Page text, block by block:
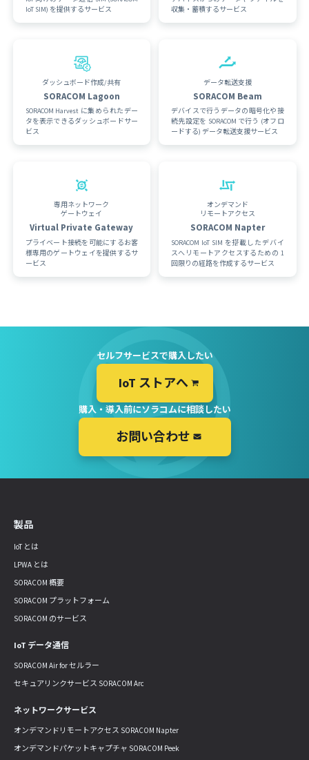
IoT SIM) を提供するサービス
収集・蓄積するサービス
ダッシュボード作成/共有
SORACOM Lagoon
SORACOM Harvest に集められたデー
タを表示できるダッシュボードサー
ビス
データ転送支援
SORACOM Beam
デバイスで行うデータの暗号化や接
続先設定を SORACOM で行う (オフロ
ードする) データ転送支援サービス
専用ネットワーク
ゲートウェイ
Virtual Private Gateway
プライベート接続を可能にするお客
様専用のゲートウェイを提供するサ
ービス
オンデマンド
リモートアクセス
SORACOM Napter
SORACOM IoT SIM を搭載したデバイ
スへリモートアクセスするための 1
回限りの経路を作成するサービス
セルフサービスで購入したい
IoT ストアへ
購入・導入前にソラコムに相談したい
お問い合わせ
製品
IoT とは
LPWA とは
SORACOM 概要
SORACOM プラットフォーム
SORACOM のサービス
IoT データ通信
SORACOM Air for セルラー
セキュアリンクサービス SORACOM Arc
ネットワークサービス
オンデマンドリモートアクセス SORACOM Napter
オンデマンドパケットキャプチャ SORACOM Peek